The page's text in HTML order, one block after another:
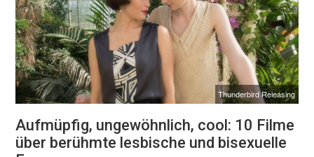
Thunderbird Releasing
Aufmüpfig, ungewöhnlich, cool: 10 Filme
über berühmte lesbische und bisexuelle